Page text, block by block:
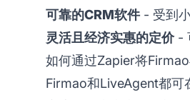
可靠的CRM软件- 受到
灵活且经济实惠的定价-
如何通过Zapier将
Firmao和LiveAgent都可